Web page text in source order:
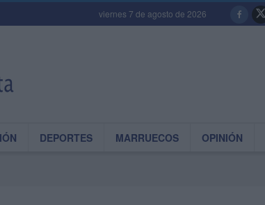
viernes 7 de agosto de 2026
DEPORTES MARRUECOS OPINIÓN